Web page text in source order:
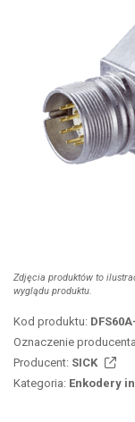
Zdjęcia produktów to
wyglądu produktu.
Kod produktu:
Oznaczenie
Producent: SICK
Kategoria: Enkodery